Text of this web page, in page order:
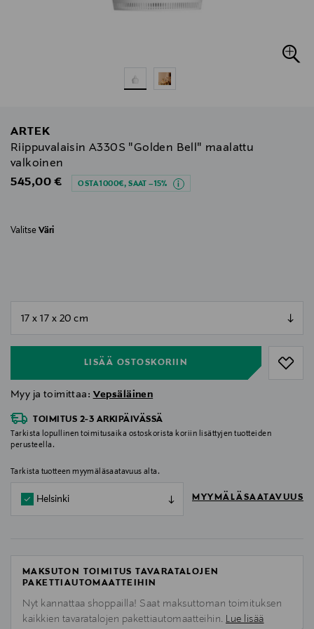
ARTEK
Riippuvalaisin A330S "Golden Bell" maalattu
valkoinen
Original Price
545,00 € OSTA 1000€, SAAT –15%
Valitse Väri
LISÄÄ OSTOSKORIIN
Myy ja toimittaa: Vepsäläinen
TOIMITUS 2-3 ARKIPÄIVÄSSÄ
Tarkista lopullinen toimitusaika ostoskorista koriin lisättyjen tuotteiden
perusteella.
Tarkista tuotteen myymäläsaatavuus alta.
Helsinki MYYMÄLÄSAATAVUUS
MAKSUTON TOIMITUS TAVARATALOJEN
PAKETTIAUTOMAATTEIHIN
Nyt kannattaa shoppailla! Saat maksuttoman toimituksen
kaikkien tavaratalojen pakettiautomaatteihin. Lue lisää